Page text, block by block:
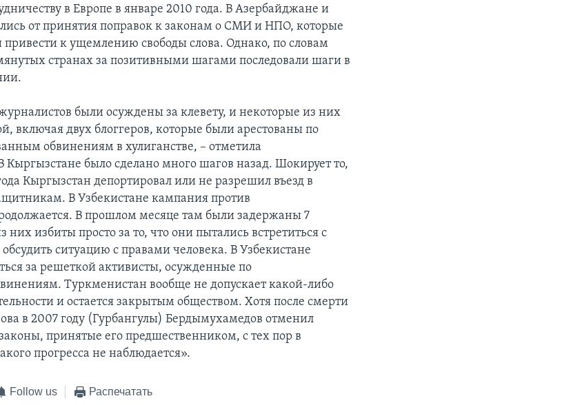
в Европе в январе 2010 года. В Азербайджане и
от принятия поправок к законам о СМИ и НПО, которые
привести к ущемлению свободы слова. Однако, по словам
странах за позитивными шагами последовали шаги в
были осуждены за клевету, и некоторые из них
включая двух блоггеров, которые были арестованы по
обвинениям в хулиганстве, – отметила
Кыргызстане было сделано много шагов назад. Шокирует то,
Кыргызстан депортировал или не разрешил въезд в
В Узбекистане кампания против
В прошлом месяце там были задержаны 7
них избиты просто за то, что они пытались встретиться с
ситуацию с правами человека. В Узбекистане
за решеткой активисты, осужденные по
Туркменистан вообще не допускает какой-либо
и остается закрытым обществом. Хотя после смерти
в 2007 году (Гурбангулы) Бердымухамедов отменил
принятые его предшественником, с тех пор в
прогресса не наблюдается».
Follow us Распечатать